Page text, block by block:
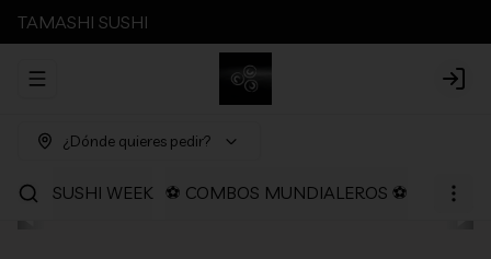
TAMASHI SUSHI
Abrir menu de navegación Login
¿Dónde quieres pedir?
SUSHI WEEK ⚽ COMBOS MUNDIALEROS ⚽